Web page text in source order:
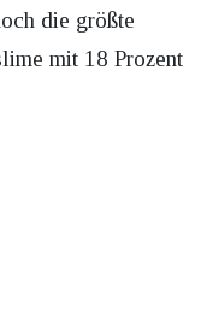
die größte
mit 18 Prozent